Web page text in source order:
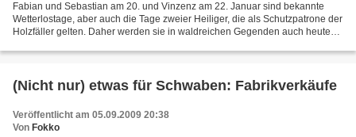
Fabian und Sebastian am 20. und Vinzenz am 22. Januar sind bekannte
Wetterlostage, aber auch die Tage zweier Heiliger, die als Schutzpatrone der
Holzfäller gelten. Daher werden sie in waldreichen Gegenden auch heute
(Nicht nur) etwas für Schwaben: Fabrikverkäufe
Veröffentlicht am 05.09.2009 20:38
Von Fokko